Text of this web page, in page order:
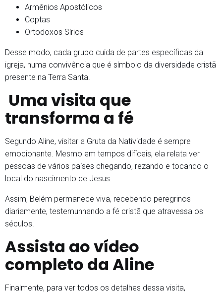
Armênios Apostólicos
Coptas
Ortodoxos Sírios
Desse modo, cada grupo cuida de partes específicas da
igreja, numa convivência que é símbolo da diversidade cristã
presente na Terra Santa.
Uma visita que
transforma a fé
Segundo Aline, visitar a Gruta da Natividade é sempre
emocionante. Mesmo em tempos difíceis, ela relata ver
pessoas de vários países chegando, rezando e tocando o
local do nascimento de Jesus.
Assim, Belém permanece viva, recebendo peregrinos
diariamente, testemunhando a fé cristã que atravessa os
séculos.
Assista ao vídeo
completo da Aline
Finalmente, para ver todos os detalhes dessa visita,